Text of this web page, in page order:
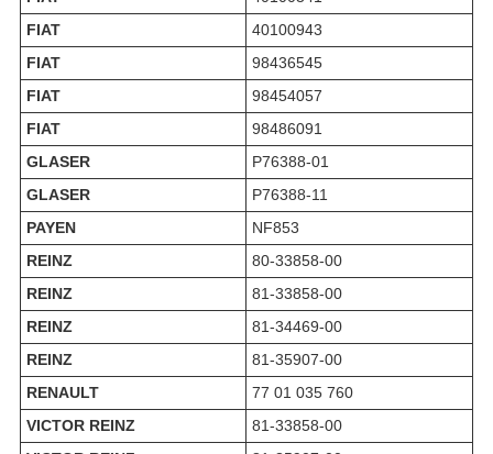
FIAT
40100943
FIAT
98436545
FIAT
98454057
FIAT
98486091
GLASER
P76388-01
GLASER
P76388-11
PAYEN
NF853
REINZ
80-33858-00
REINZ
81-33858-00
REINZ
81-34469-00
REINZ
81-35907-00
RENAULT
77 01 035 760
VICTOR REINZ
81-33858-00